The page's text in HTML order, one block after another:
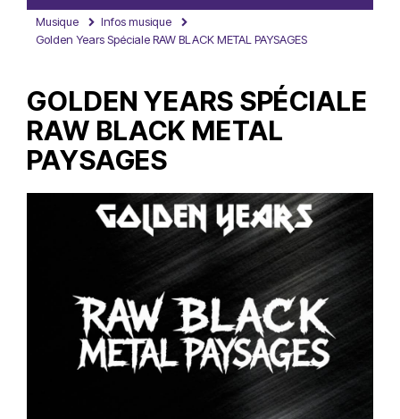
Musique
Infos musique
Golden Years Spéciale RAW BLACK METAL PAYSAGES
GOLDEN YEARS SPÉCIALE
RAW BLACK METAL
PAYSAGES